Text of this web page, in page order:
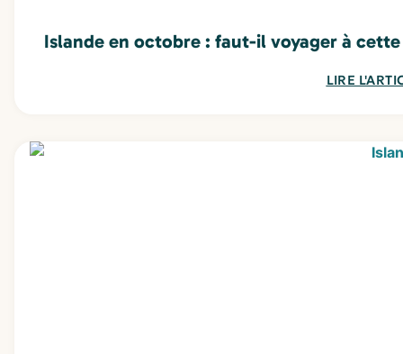
Islande en octobre : faut-il voyager à
LIRE